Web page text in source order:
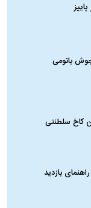
باتومی
کاخ سلطنتی
بازدید